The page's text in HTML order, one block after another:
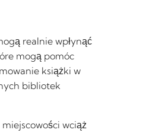
realnie wpłynąć
mogą pomóc
książki w
bibliotek
wciąż